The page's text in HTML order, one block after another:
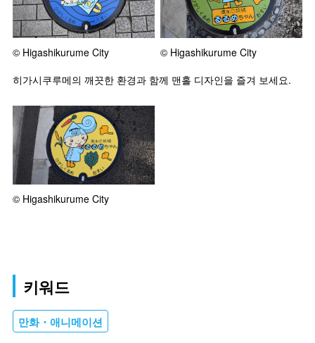
© Higashikurume City
© Higashikurume City
히가시쿠루메의 깨끗한 환경과 함께 맨홀 디자인을 즐겨 보세요.
© Higashikurume City
키워드
만화・애니메이션